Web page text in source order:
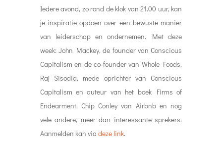
Iedere avond, zo rond de klok van 21.00 uur, kan
je inspiratie opdoen over een bewuste manier
van leiderschap en ondernemen. Met deze
week: John Mackey, de founder van Conscious
Capitalism en de co-founder van Whole Foods,
Raj Sisodia, mede oprichter van Conscious
Capitalism en auteur van het boek Firms of
Endearment, Chip Conley van Airbnb en nog
vele andere, meer dan interessante sprekers.
Aanmelden kan via deze link.